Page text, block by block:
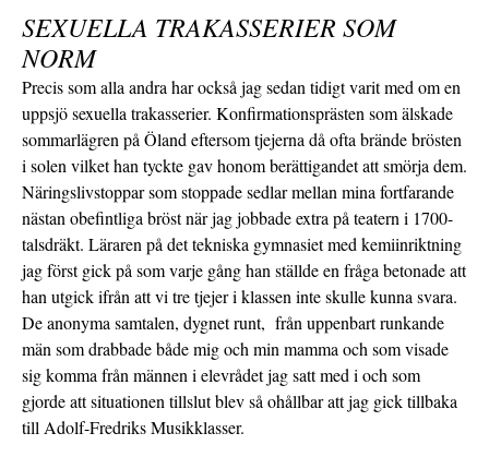
SEXUELLA TRAKASSERIER SOM
NORM
Precis som alla andra har också jag sedan tidigt varit med om en
uppsjö sexuella trakasserier. Konfirmationsprästen som älskade
sommarlägren på Öland eftersom tjejerna då ofta brände brösten
i solen vilket han tyckte gav honom berättigandet att smörja dem.
Näringslivstoppar som stoppade sedlar mellan mina fortfarande
nästan obefintliga bröst när jag jobbade extra på teatern i 1700-
talsdräkt. Läraren på det tekniska gymnasiet med kemiinriktning
jag först gick på som varje gång han ställde en fråga betonade att
han utgick ifrån att vi tre tjejer i klassen inte skulle kunna svara.
De anonyma samtalen, dygnet runt, från uppenbart runkande
män som drabbade både mig och min mamma och som visade
sig komma från männen i elevrådet jag satt med i och som
gjorde att situationen tillslut blev så ohållbar att jag gick tillbaka
till Adolf-Fredriks Musikklasser.